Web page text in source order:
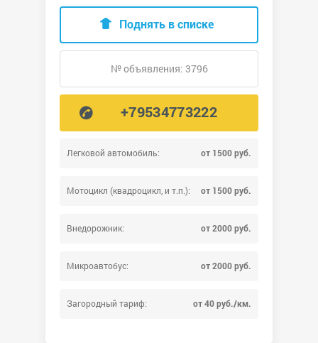
Легковой автомобиль: от 1500 руб.
Мотоцикл (квадроцикл, и т.п.): от 1500 руб.
Внедорожник: от 2000 руб.
Микроавтобус: от 2000 руб.
Загородный тариф: от 40 руб./км.
Поднять в списке
№ объявления: 3796
+79534773222